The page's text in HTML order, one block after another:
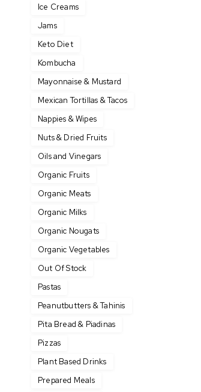
Ice Creams
Jams
Keto Diet
Kombucha
Mayonnaise & Mustard
Mexican Tortillas & Tacos
Nappies & Wipes
Nuts & Dried Fruits
Oils and Vinegars
Organic Fruits
Organic Meats
Organic Milks
Organic Nougats
Organic Vegetables
Out Of Stock
Pastas
Peanutbutters & Tahinis
Pita Bread & Piadinas
Pizzas
Plant Based Drinks
Prepared Meals